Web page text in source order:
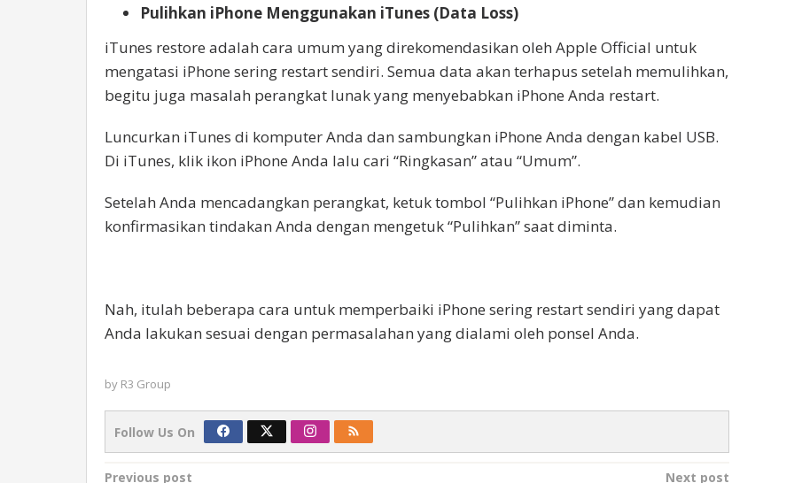
Pulihkan iPhone Menggunakan iTunes (Data Loss)
iTunes restore adalah cara umum yang direkomendasikan oleh Apple Official untuk
mengatasi iPhone sering restart sendiri. Semua data akan terhapus setelah memulihkan,
begitu juga masalah perangkat lunak yang menyebabkan iPhone Anda restart.
Luncurkan iTunes di komputer Anda dan sambungkan iPhone Anda dengan kabel USB.
Di iTunes, klik ikon iPhone Anda lalu cari “Ringkasan” atau “Umum”.
Setelah Anda mencadangkan perangkat, ketuk tombol “Pulihkan iPhone” dan kemudian
konfirmasikan tindakan Anda dengan mengetuk “Pulihkan” saat diminta.
Nah, itulah beberapa cara untuk memperbaiki iPhone sering restart sendiri yang dapat
Anda lakukan sesuai dengan permasalahan yang dialami oleh ponsel Anda.
by R3 Group
Follow Us On
Previous post
Next post